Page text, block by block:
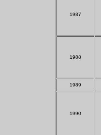
1987
1988
1989
1990